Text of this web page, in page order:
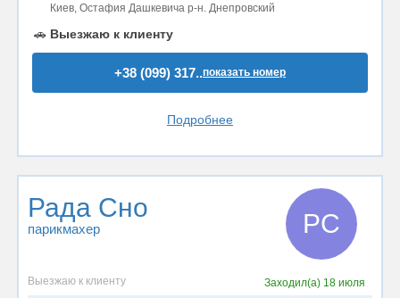
Киев, Остафия Дашкевича р-н. Днепровский
🚗 Выезжаю к клиенту
+38 (099) 317..показать номер
Подробнее
Рада Сно
парикмахер РС
Выезжаю к клиенту Заходил(а) 18 июля